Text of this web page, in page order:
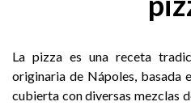
La pizza es una receta
originaria de Nápoles, basada
cubierta con diversas mezclas